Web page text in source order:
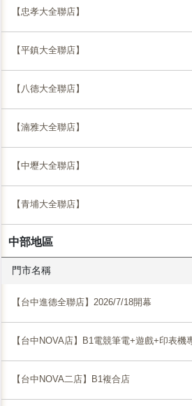
【忠孝大全聯店】
【平鎮大全聯店】
【八德大全聯店】
【湳雅大全聯店】
【中壢大全聯店】
【青埔大全聯店】
中部地區
門市名稱
【台中進德全聯店】2026/7/18開幕
【台中NOVA店】B1電競筆電+遊戲+印表機
【台中NOVA二店】B1複合店